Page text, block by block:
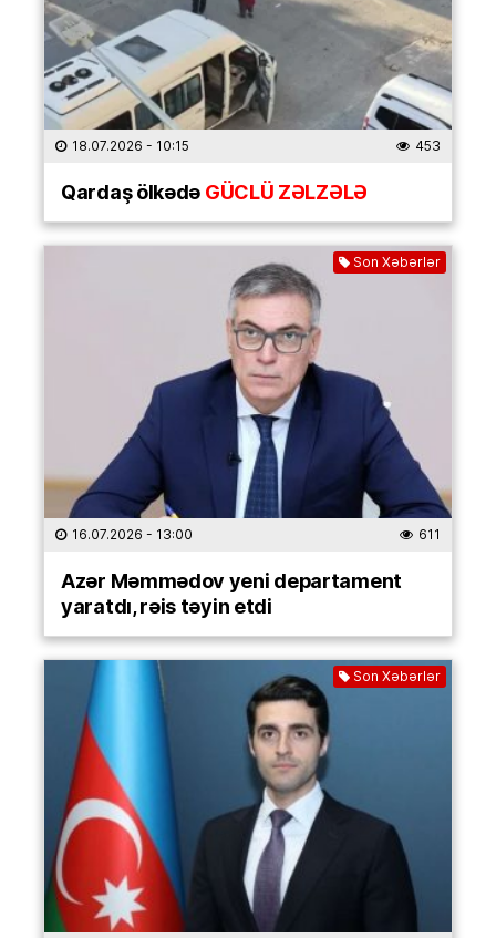
18.07.2026 - 10:15 453
Qardaş ölkədəGÜCLÜ ZƏLZƏLƏ
Son Xəbərlər
16.07.2026 - 13:00 611
Azər Məmmədov yeni departament
yaratdı, rəis təyin etdi
Son Xəbərlər